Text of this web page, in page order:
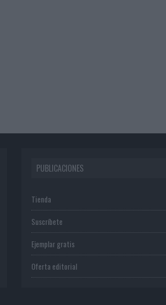
PUBLICACIONES
Tienda
Suscríbete
Ejemplar gratis
Oferta editorial